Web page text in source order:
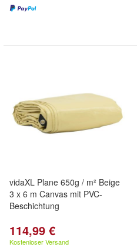
vidaXL Plane 650g / m² Beige
3 x 6 m Canvas mit PVC-
Beschichtung
114,99 €
Kostenloser Versand